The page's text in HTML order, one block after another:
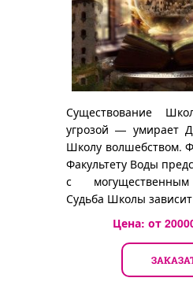
Существование
угрозой — умирает
Школу волшебством.
Факультету Воды
с
Судьба Школы
Цена: от